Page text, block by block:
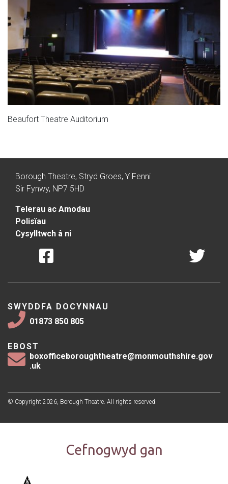
Beaufort Theatre Auditorium
Borough Theatre, Stryd Groes, Y Fenni
Sir Fynwy, NP7 5HD
Telerau ac Amodau
Polisïau
Cysylltwch â ni
SWYDDFA DOCYNNAU
01873 850 805
EBOST
boxofficeboroughtheatre@monmouthshire.gov
.uk
© Copyright 2026, Borough Theatre. All rights reserved.
Cefnogwyd gan